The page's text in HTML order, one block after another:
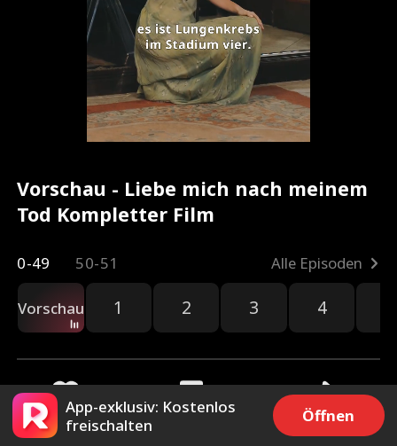
Vorschau - Liebe mich nach meinem
Tod Kompletter Film
0-49 50-51 Alle Episoden
Vorschau 1 2 3 4
6k Teilen
App-exklusiv: Kostenlos
freischalten
Öffnen